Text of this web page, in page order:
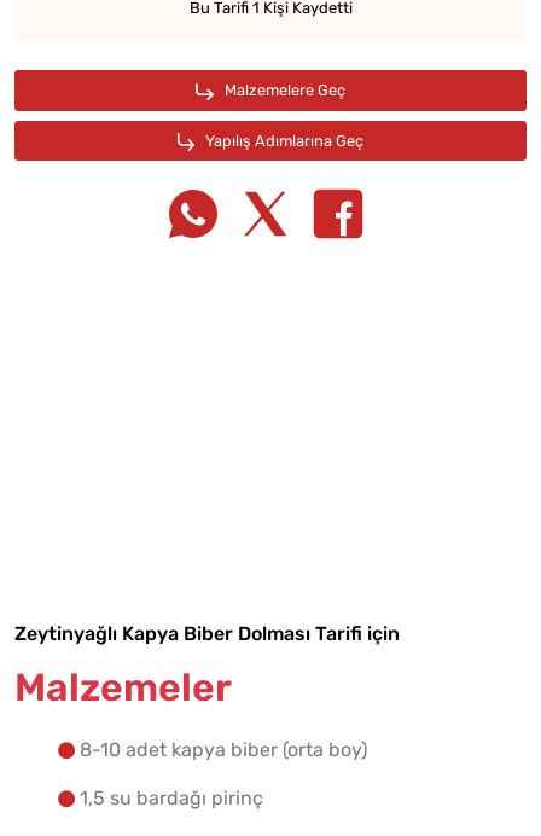
Bu Tarifi 1 Kişi Kaydetti
Zeytinyağlı Kapya Biber Dolması Tarifi için
Malzemeler
8-10 adet kapya biber (orta boy)
1,5 su bardağı pirinç